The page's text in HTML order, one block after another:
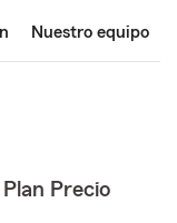
Nuestro equipo
Precio